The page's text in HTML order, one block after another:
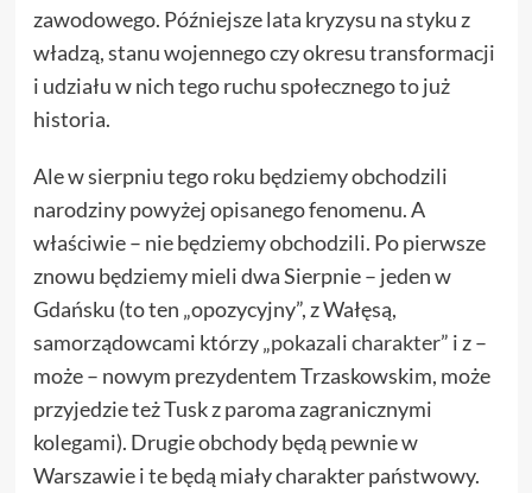
zawodowego. Późniejsze lata kryzysu na styku z
władzą, stanu wojennego czy okresu transformacji
i udziału w nich tego ruchu społecznego to już
historia.
Ale w sierpniu tego roku będziemy obchodzili
narodziny powyżej opisanego fenomenu. A
właściwie – nie będziemy obchodzili. Po pierwsze
znowu będziemy mieli dwa Sierpnie – jeden w
Gdańsku (to ten „opozycyjny”, z Wałęsą,
samorządowcami którzy „pokazali charakter” i z –
może – nowym prezydentem Trzaskowskim, może
przyjedzie też Tusk z paroma zagranicznymi
kolegami). Drugie obchody będą pewnie w
Warszawie i te będą miały charakter państwowy.